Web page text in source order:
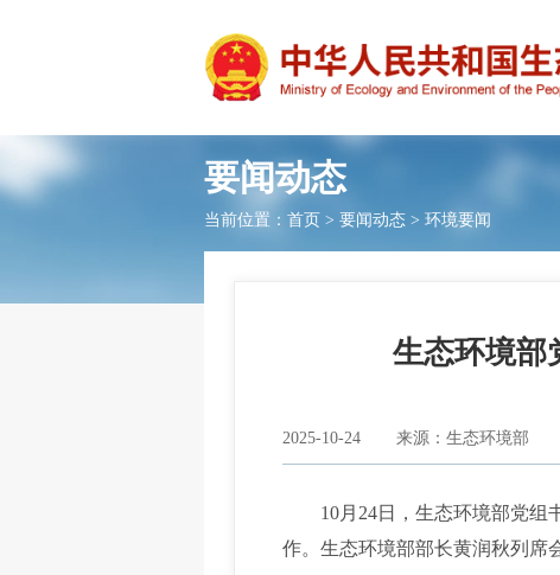
要闻动态
当前位置： 首页 > 要闻动态 > 环境要闻
生态环境部
2025-10-24 来源：生态环境部
10月24日，生态环境部党组书
作。生态环境部部长黄润秋列席